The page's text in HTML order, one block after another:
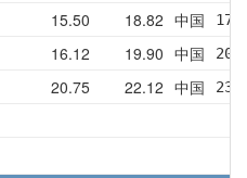
15.50 18.82 中国
16.12 19.90 中国
20.75 22.12 中国